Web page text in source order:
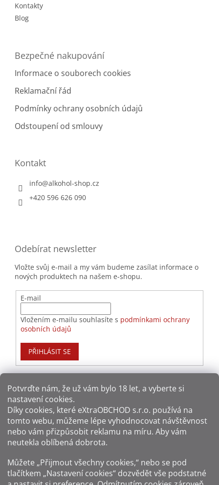
Potvrďte nám​​, že už vám bylo 18 let, a vyberte si
nastavení cookies.
Díky cookies, které eXtraOBCHOD s.r.o. používá na
tomto webu, můžeme lépe vyhodnocovat návštěvnost
nebo vám přizpůsobit reklamu na míru. Aby vám
neutekla oblíbená dobrota.
Můžete „Přijmout všechny cookies,“ nebo se pod
tlačítkem „Nastavení cookies“ dozvědět vše podstatné
Kontakty
Blog
Bezpečné nakupování
Informace o souborech cookies
Reklamační řád
Podmínky ochrany osobních údajů
Odstoupení od smlouvy
Kontakt
info@alkohol-shop.cz
+420 596 626 090
Odebírat newsletter
Vložte svůj e-mail a my vám budeme zasílat informace o
nových produktech na našem e-shopu.
E-mail
Vložením e-mailu souhlasíte s podmínkami ochrany
osobních údajů
PŘIHLÁSIT SE
Způsoby dopravy: